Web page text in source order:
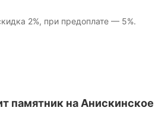
2%, при предоплате — 5%.
памятник на